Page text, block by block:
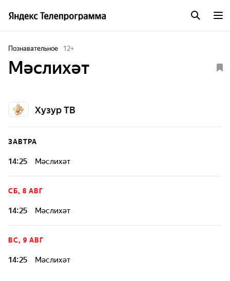
Познавательное 12+
Мәслихәт
Хузур ТВ
ЗАВТРА
14:25 Мәслихәт
СБ, 8 АВГ
14:25 Мәслихәт
ВС, 9 АВГ
14:25 Мәслихәт